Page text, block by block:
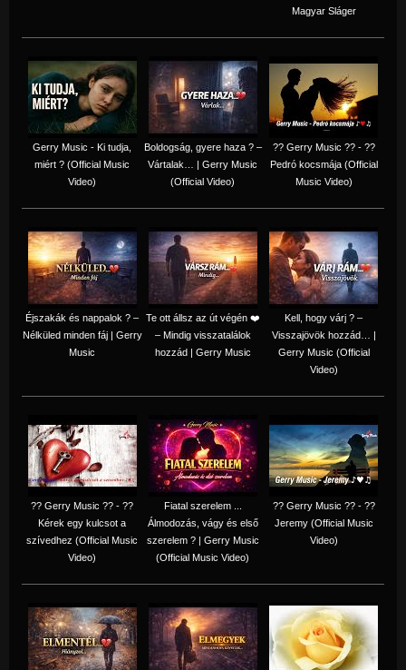
Magyar Sláger
Gerry Music - Ki tudja,
miért ? (Official Music
Video)
Boldogság, gyere haza ? –
Vártalak… | Gerry Music
(Official Video)
?? Gerry Music ?? - ??
Pedró kocsmája (Official
Music Video)
Éjszakák és nappalok ? –
Nélküled minden fáj | Gerry
Music
Te ott állsz az út végén ❤️
– Mindig visszatalálok
hozzád | Gerry Music
Kell, hogy várj ? –
Visszajövök hozzád… |
Gerry Music (Official
Video)
?? Gerry Music ?? - ??
Kérek egy kulcsot a
szívedhez (Official Music
Video)
Fiatal szerelem ...
Álmodozás, vágy és első
szerelem ? | Gerry Music
(Official Music Video)
?? Gerry Music ?? - ??
Jeremy (Official Music
Video)